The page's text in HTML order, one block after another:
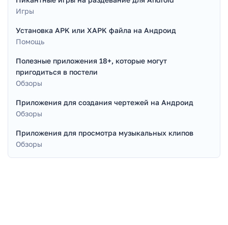
Игры
Установка APK или XAPK файла на Андроид
Помощь
Полезные приложения 18+, которые могут
пригодиться в постели
Обзоры
Приложения для создания чертежей на Андроид
Обзоры
Приложения для просмотра музыкальных клипов
Обзоры